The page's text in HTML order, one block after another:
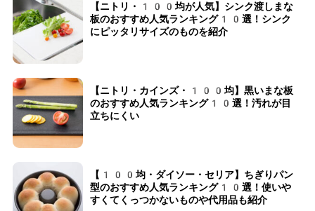
【ニトリ・100均が人気】シンク渡しまな
板のおすすめ人気ランキング10選！シンク
にピッタリサイズのものを紹介
【ニトリ・カインズ・100均】黒いまな板
のおすすめ人気ランキング10選！汚れが目
立ちにくい
【100均・ダイソー・セリア】ちぎりパン
型のおすすめ人気ランキング10選！使いや
すくてくっつかないものや代用品も紹介